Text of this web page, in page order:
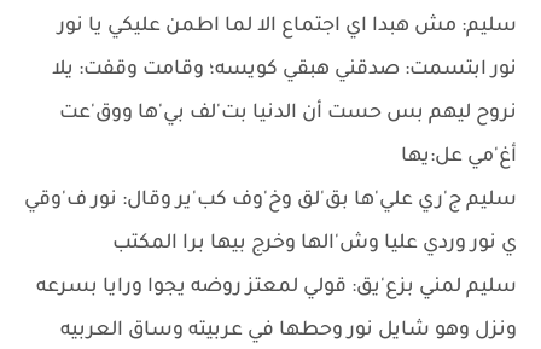
سليم: مش هبدا اي اجتماع الا لما اطمن عليكي يا نور
نور ابتسمت: صدقني هبقي كويسه؛ وقامت وقفت: يلا
نروح ليهم بس حست أن الدنيا بت'لف بي'ها ووق'عت
أغ'مي عل:يها
سليم ج'ري علي'ها بق'لق وخ'وف كب'ير وقال: نور ف'وقي
ي نور وردي عليا وش'الها وخرج بيها برا المكتب
سليم لمني بزع'يق: قولي لمعتز روضه يجوا ورايا بسرعه
ونزل وهو شايل نور وحطها في عربيته وساق العربيه